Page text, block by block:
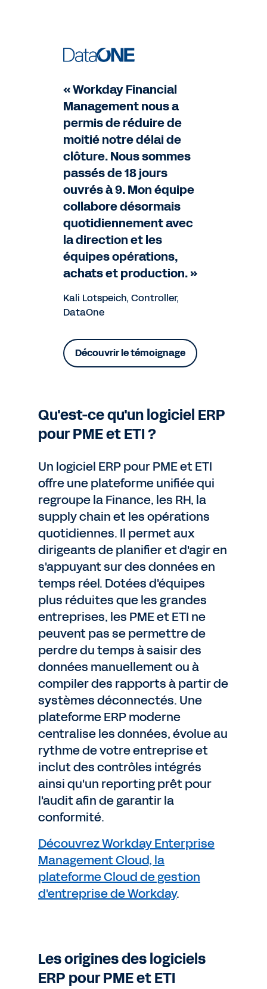
« Workday Financial
Management nous a
permis de réduire de
moitié notre délai de
clôture. Nous sommes
passés de 18 jours
ouvrés à 9. Mon équipe
collabore désormais
quotidiennement avec
la direction et les
équipes opérations,
achats et production. »
Kali Lotspeich, Controller,
DataOne
Découvrir le témoignage
Qu'est-ce qu'un logiciel ERP
pour PME et ETI ?
Un logiciel ERP pour PME et ETI
offre une plateforme unifiée qui
regroupe la Finance, les RH, la
supply chain et les opérations
quotidiennes. Il permet aux
dirigeants de planifier et d'agir en
s'appuyant sur des données en
temps réel. Dotées d'équipes
plus réduites que les grandes
entreprises, les PME et ETI ne
peuvent pas se permettre de
perdre du temps à saisir des
données manuellement ou à
compiler des rapports à partir de
systèmes déconnectés. Une
plateforme ERP moderne
centralise les données, évolue au
rythme de votre entreprise et
inclut des contrôles intégrés
ainsi qu'un reporting prêt pour
l'audit afin de garantir la
conformité.
Découvrez Workday Enterprise
Management Cloud, la
plateforme Cloud de gestion
d'entreprise de Workday.
Les origines des logiciels
ERP pour PME et ETI